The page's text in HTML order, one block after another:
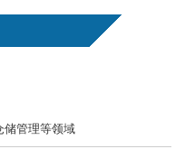
储管理等领域